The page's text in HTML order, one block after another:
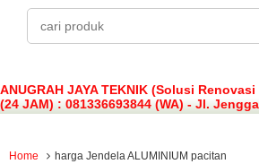
ANUGRAH JAYA TEKNIK (Solusi
(24 JAM) : 081336693844 (WA) - Jl.
Sidoarjo
Home harga Jendela ALUMINIUM pacitan